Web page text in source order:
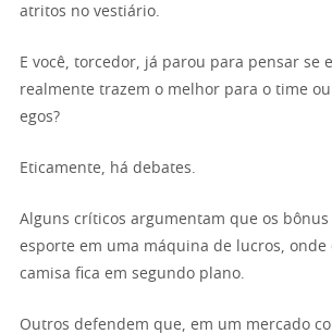
atritos no vestiário.
E você, torcedor, já parou para pensar se
realmente trazem o melhor para o time
egos?
Eticamente, há debates.
Alguns críticos argumentam que os
esporte em uma máquina de lucros, onde
camisa fica em segundo plano.
Outros defendem que, em um mercado